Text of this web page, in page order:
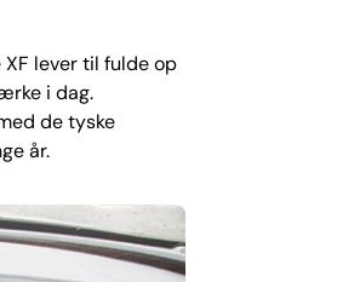
lever til fulde op
i dag.
de tyske
år.